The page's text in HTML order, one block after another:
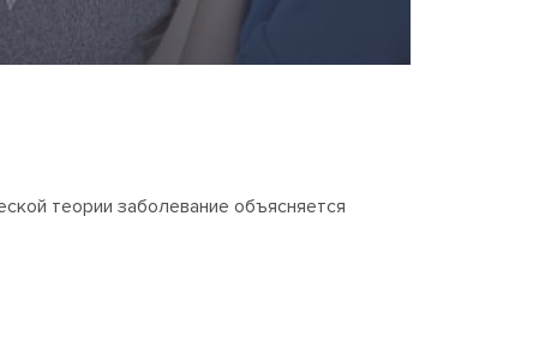
теории заболевание объясняется